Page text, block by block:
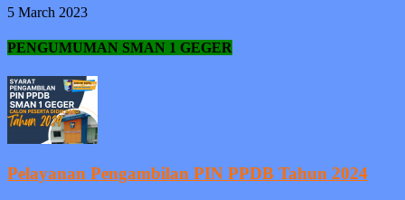
5 March 2023
PENGUMUMAN SMAN 1 GEGER
Pelayanan Pengambilan PIN PPDB Tahun 2024